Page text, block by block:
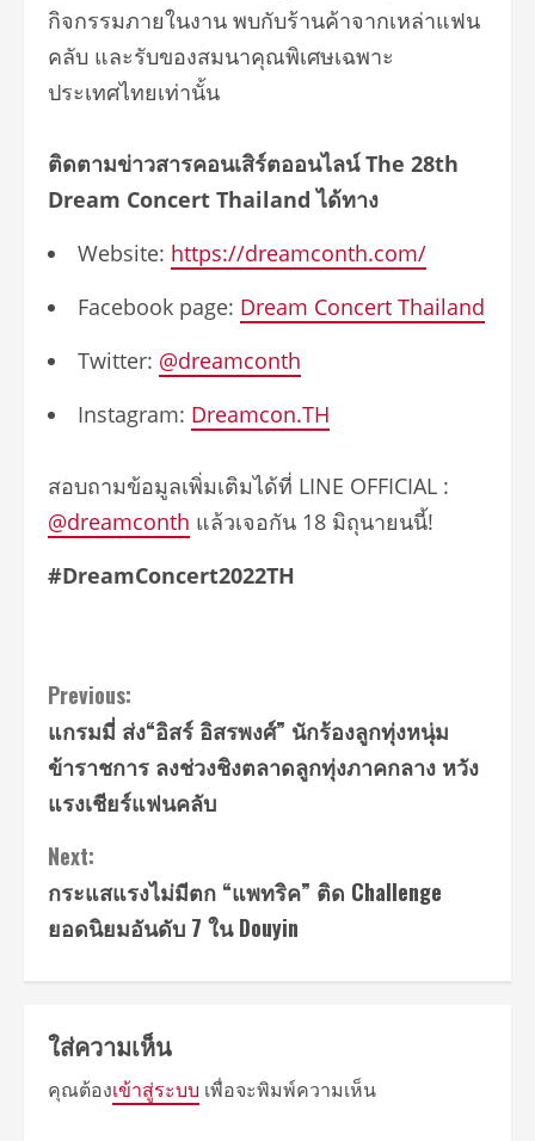
กิจกรรมภายในงาน พบกับร้านค้าจากเหล่าแฟน
คลับ และรับของสมนาคุณพิเศษเฉพาะ
ประเทศไทยเท่านั้น
ติดตามข่าวสารคอนเสิร์ตออนไลน์The 28th
Dream Concert Thailandได้ทาง
Website: https://dreamconth.com/
Facebook page: Dream Concert Thailand
Twitter: @dreamconth
Instagram: Dreamcon.TH
สอบถามข้อมูลเพิ่มเติมได้ที่ LINE OFFICIAL :
@dreamconth แล้วเจอกัน 18 มิถุนายนนี้!
#DreamConcert2022TH
Continue
Reading
Previous:
แกรมมี่ ส่ง“อิสร์ อิสรพงศ์” นักร้องลูกทุ่งหนุ่ม
ข้าราชการ ลงช่วงชิงตลาดลูกทุ่งภาคกลาง หวัง
แรงเชียร์แฟนคลับ
Next:
กระแสแรงไม่มีตก “แพทริค” ติด Challenge
ยอดนิยมอันดับ 7 ใน Douyin
ใส่ความเห็น
คุณต้องเข้าสู่ระบบ เพื่อจะพิมพ์ความเห็น